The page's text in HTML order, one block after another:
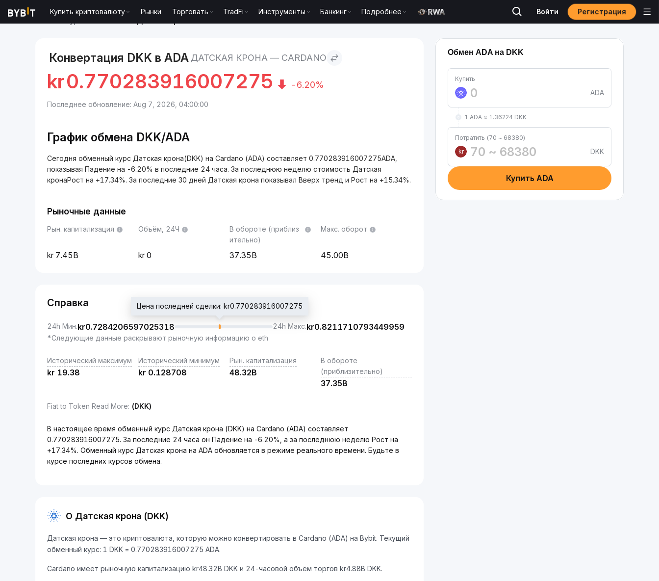
Купить криптовалюту Рынки Торговать TradFi Инструменты Банкинг Подробнее Войти Регистрация
Конвертация DKK в ADA ДАТСКАЯ КРОНА — CARDANO
kr0.770283916007275 -6.20%
Последнее обновление: Aug 7, 2026, 04:00:00
График обмена DKK/ADA
Сегодня обменный курс Датская крона(DKK) на Cardano (ADA) составляет 0.770283916007275ADA,
показывая Падение на -6.20% в последние 24 часа. За последнюю неделю стоимость Датская
кронаРост на +17.34%. За последние 30 дней Датская крона показывал Вверх тренд и Рост на +15.34%.
Рыночные данные
Рын. капитализация
7.45B
Объём, 24Ч
0
В обороте (приблиз
ительно)
37.35B
Макс. оборот
45.00B
Справка
24h Мин.kr0.7284206597025318
Цена последней сделки: kr0.770283916007275
24h Макс.kr0.8211710793449959
*Следующие данные раскрывают рыночную информацию о eth
Исторический максимум
kr 19.38
Исторический минимум
kr 0.128708
Рын. капитализация
48.32B
В обороте
(приблизительно)
37.35B
Fiat to Token Read More: (DKK)
В настоящее время обменный курс Датская крона (DKK) на Cardano (ADA) составляет
0.770283916007275. За последние 24 часа он Падение на -6.20%, а за последнюю неделю Рост на
+17.34%. Обменный курс Датская крона на ADA обновляется в режиме реального времени. Будьте в
курсе последних курсов обмена.
О Датская крона (DKK)
Датская крона — это криптовалюта, которую можно конвертировать в Cardano (ADA) на Bybit. Текущий
обменный курс: 1 DKK = 0.770283916007275 ADA.
Cardano имеет рыночную капитализацию kr48.32B DKK и 24-часовой объём торгов kr4.88B DKK.
Обмен ADA на DKK
Купить
ADA
1 ADA ≈ 1.36224 DKK
Потратить (70 ~ 68380)
kr
DKK
Купить ADA